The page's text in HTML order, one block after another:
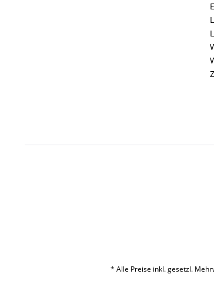
* Alle Preise inkl. gesetzl.